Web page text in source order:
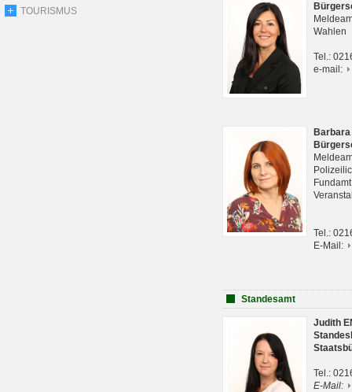
TOURISMUS
Wahlen
Tel.:
e-mail:
Tel.:
E-Mail:
Standesamt
Judith
Tel.:
E-Mail: